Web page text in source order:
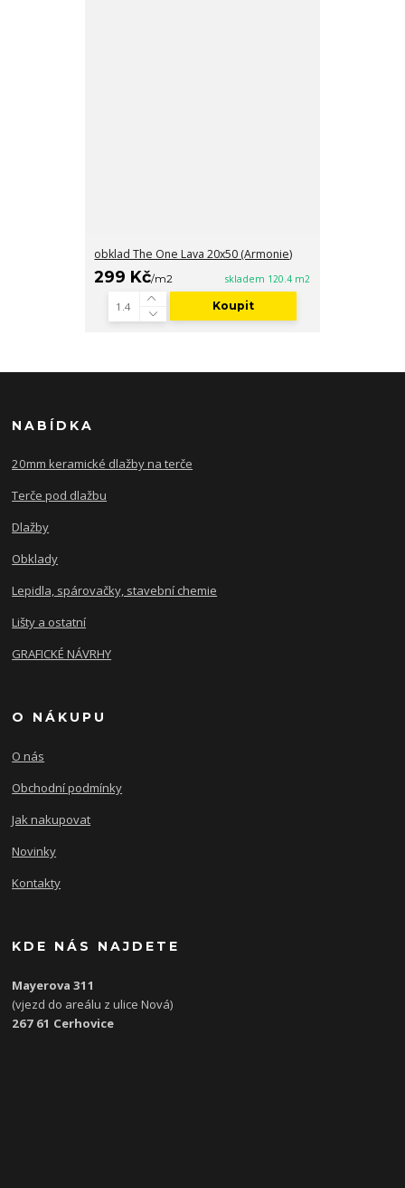
obklad The One Lava 20x50 (Armonie)
299 Kč/m2 skladem 120.4 m2
Koupit
NABÍDKA
20mm keramické dlažby na terče
Terče pod dlažbu
Dlažby
Obklady
Lepidla, spárovačky, stavební chemie
Lišty a ostatní
GRAFICKÉ NÁVRHY
O NÁKUPU
O nás
Obchodní podmínky
Jak nakupovat
Novinky
Kontakty
KDE NÁS NAJDETE
Mayerova 311
(vjezd do areálu z ulice Nová)
267 61 Cerhovice